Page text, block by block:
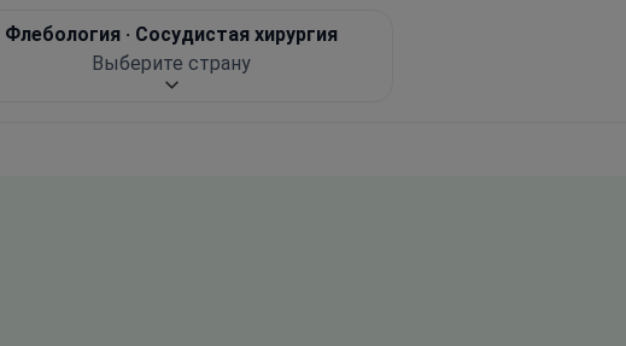
Флебология · Сосудистая хирургия
Выберите страну